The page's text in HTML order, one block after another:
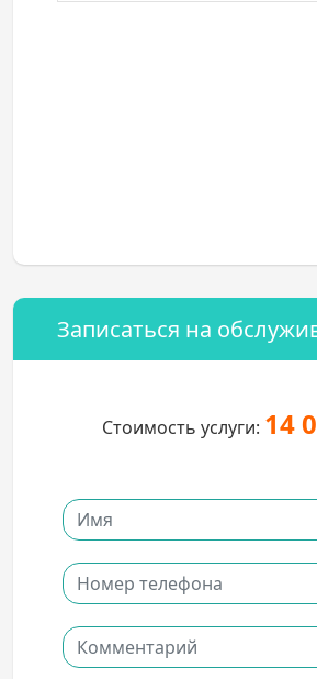
Записаться на
Стоимость услуги: 14